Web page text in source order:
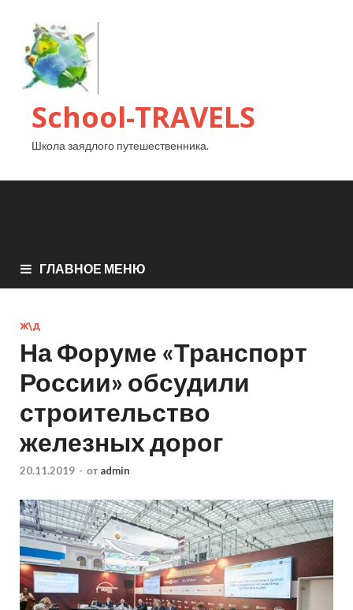
School-TRAVELS
Школа заядлого путешественника.
ГЛАВНОЕ МЕНЮ
Ж\Д
На Форуме «Транспорт
России» обсудили
строительство
железных дорог
20.11.2019 - от admin